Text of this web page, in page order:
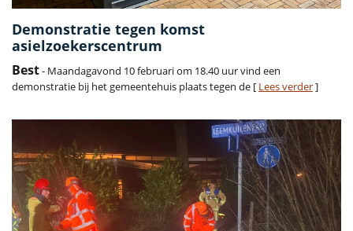
Demonstratie tegen komst
asielzoekerscentrum
Best- Maandagavond 10 februari om 18.40 uur vind een
demonstratie bij het gemeentehuis plaats tegen de [ Lees verder]